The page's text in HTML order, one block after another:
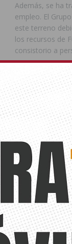
Además, se ha
empleo. El
este terreno
los recursos de
consistorio a
Respecto al
la importancia
Especiales de
Social ONCE.
Durante este
ilegal, que
debido a las
las personas
que atentan
preocupación
siendo un
El alcalde ha
la realización
visibilice el Grupo